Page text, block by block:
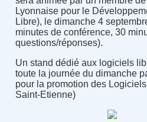
Lyonnaise pour le
Libre), le dimanche 4
minutes de conférence, 30
questions/réponses).
Un stand dédié aux logiciels
toute la journée du dimanche
pour la promotion des
Saint-Etienne)